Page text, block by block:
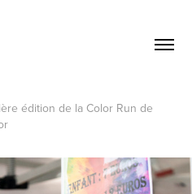
édition de la Color Run de